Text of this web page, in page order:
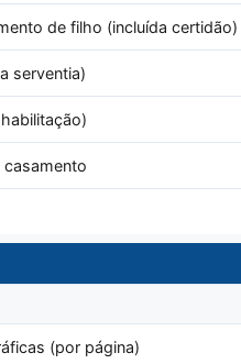
de filho (incluída certidão)
serventia)
casamento
(por página)